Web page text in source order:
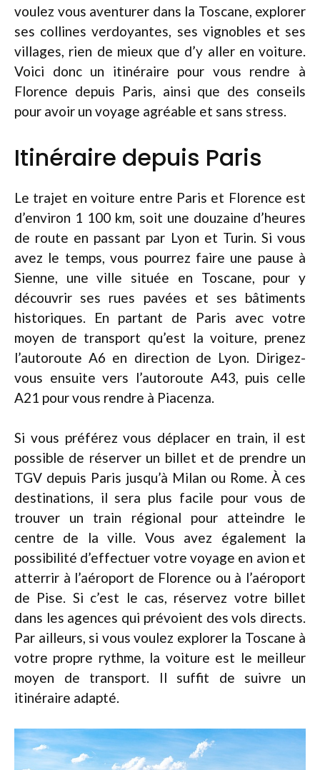
voulez vous aventurer dans la Toscane, explorer
ses collines verdoyantes, ses vignobles et ses
villages, rien de mieux que d’y aller en voiture.
Voici donc un itinéraire pour vous rendre à
Florence depuis Paris, ainsi que des conseils
pour avoir un voyage agréable et sans stress.
Itinéraire depuis Paris
Le trajet en voiture entre Paris et Florence est
d’environ 1 100 km, soit une douzaine d’heures
de route en passant par Lyon et Turin. Si vous
avez le temps, vous pourrez faire une pause à
Sienne, une ville située en Toscane, pour y
découvrir ses rues pavées et ses bâtiments
historiques. En partant de Paris avec votre
moyen de transport qu’est la voiture, prenez
l’autoroute A6 en direction de Lyon. Dirigez-
vous ensuite vers l’autoroute A43, puis celle
A21 pour vous rendre à Piacenza.
Si vous préférez vous déplacer en train, il est
possible de réserver un billet et de prendre un
TGV depuis Paris jusqu’à Milan ou Rome. À ces
destinations, il sera plus facile pour vous de
trouver un train régional pour atteindre le
centre de la ville. Vous avez également la
possibilité d’effectuer votre voyage en avion et
atterrir à l’aéroport de Florence ou à l’aéroport
de Pise. Si c’est le cas, réservez votre billet
dans les agences qui prévoient des vols directs.
Par ailleurs, si vous voulez explorer la Toscane à
votre propre rythme, la voiture est le meilleur
moyen de transport. Il suffit de suivre un
itinéraire adapté.